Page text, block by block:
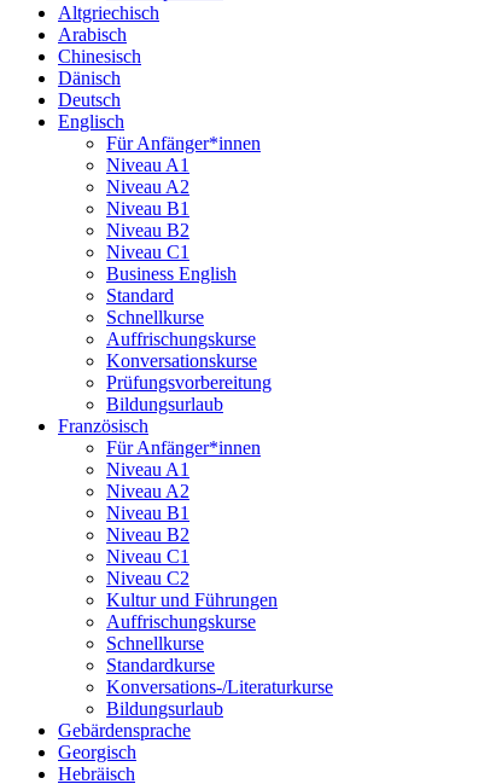
Altgriechisch
Arabisch
Chinesisch
Dänisch
Deutsch
Englisch
Für Anfänger*innen
Niveau A1
Niveau A2
Niveau B1
Niveau B2
Niveau C1
Business English
Standard
Schnellkurse
Auffrischungskurse
Konversationskurse
Prüfungsvorbereitung
Bildungsurlaub
Französisch
Für Anfänger*innen
Niveau A1
Niveau A2
Niveau B1
Niveau B2
Niveau C1
Niveau C2
Kultur und Führungen
Auffrischungskurse
Schnellkurse
Standardkurse
Konversations-/Literaturkurse
Bildungsurlaub
Gebärdensprache
Georgisch
Hebräisch